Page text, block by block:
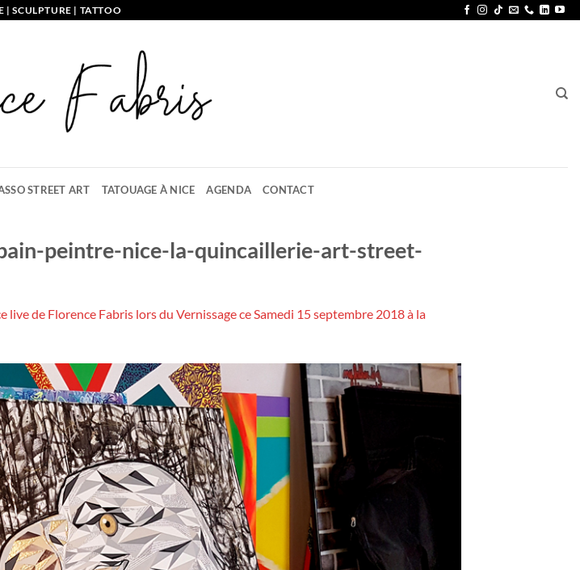
| SCULPTURE | TATTOO
STREET ART TATOUAGE À NICE AGENDA CONTACT
peintre-nice-la-quincaillerie-art-street-
live de Florence Fabris lors du Vernissage ce Samedi 15 septembre 2018 à la